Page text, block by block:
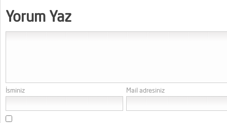
Yorum Yaz
İsminiz Mail adresiniz